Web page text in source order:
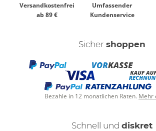
Versandkostenfrei
ab 89 €
Umfassender
Kundenservice
Sicher shoppen
Bezahle in 12 monatlichen Raten. Mehr
Schnell und diskret